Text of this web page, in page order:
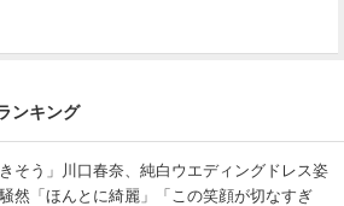
ンキング
きそう」川口春奈、純白ウエディングドレス姿
然「ほんとに綺麗」「この笑顔が切なすぎ